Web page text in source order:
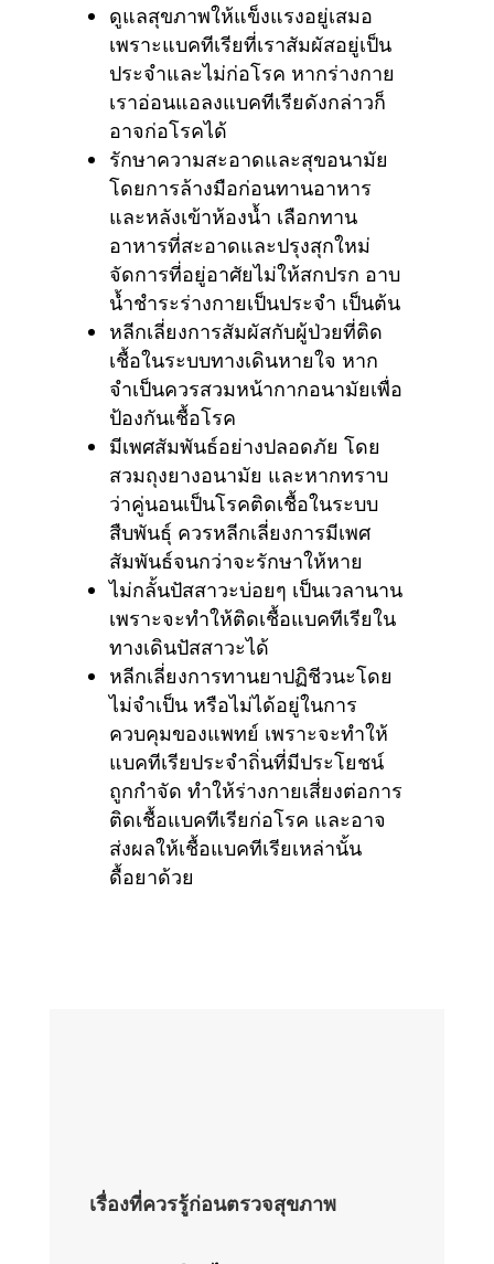
ดูแลสุขภาพให้แข็งแรงอยู่เสมอ
เพราะแบคทีเรียที่เราสัมผัสอยู่เป็น
ประจำและไม่ก่อโรค หากร่างกาย
เราอ่อนแอลงแบคทีเรียดังกล่าวก็
อาจก่อโรคได้
รักษาความสะอาดและสุขอนามัย
โดยการล้างมือก่อนทานอาหาร
และหลังเข้าห้องน้ำ เลือกทาน
อาหารที่สะอาดและปรุงสุกใหม่
จัดการที่อยู่อาศัยไม่ให้สกปรก อาบ
น้ำชำระร่างกายเป็นประจำ เป็นต้น
หลีกเลี่ยงการสัมผัสกับผู้ป่วยที่ติด
เชื้อในระบบทางเดินหายใจ หาก
จำเป็นควรสวมหน้ากากอนามัยเพื่อ
ป้องกันเชื้อโรค
มีเพศสัมพันธ์อย่างปลอดภัย โดย
สวมถุงยางอนามัย และหากทราบ
ว่าคู่นอนเป็นโรคติดเชื้อในระบบ
สืบพันธุ์ ควรหลีกเลี่ยงการมีเพศ
สัมพันธ์จนกว่าจะรักษาให้หาย
ไม่กลั้นปัสสาวะบ่อยๆ เป็นเวลานาน
เพราะจะทำให้ติดเชื้อแบคทีเรียใน
ทางเดินปัสสาวะได้
หลีกเลี่ยงการทานยาปฏิชีวนะโดย
ไม่จำเป็น หรือไม่ได้อยู่ในการ
ควบคุมของแพทย์ เพราะจะทำให้
แบคทีเรียประจำถิ่นที่มีประโยชน์
ถูกกำจัด ทำให้ร่างกายเสี่ยงต่อการ
ติดเชื้อแบคทีเรียก่อโรค และอาจ
ส่งผลให้เชื้อแบคทีเรียเหล่านั้น
ดื้อยาด้วย
เรื่องที่ควรรู้ก่อนตรวจสุขภาพ